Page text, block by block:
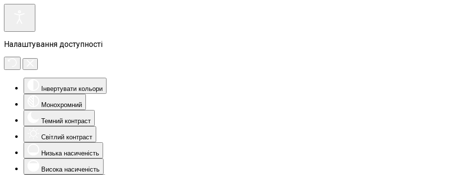
Налаштування доступності
Інвертувати кольори
Монохромний
Темний контраст
Світлий контраст
Низька насиченість
Висока насиченість